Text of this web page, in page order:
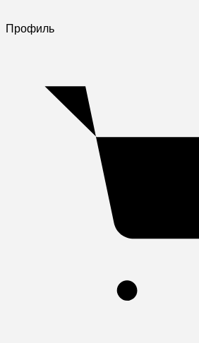
Профиль